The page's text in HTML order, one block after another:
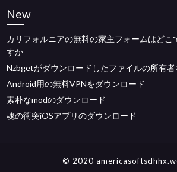
New
カリフォルニアの無料の家主フォームはどこ
すか
Nzbgetがダウンロードしたファイルの所有者
Android用の無料VPNをダウンロード
素朴なmodのダウンロード
魂の衝突iOSアプリのダウンロード
© 2020